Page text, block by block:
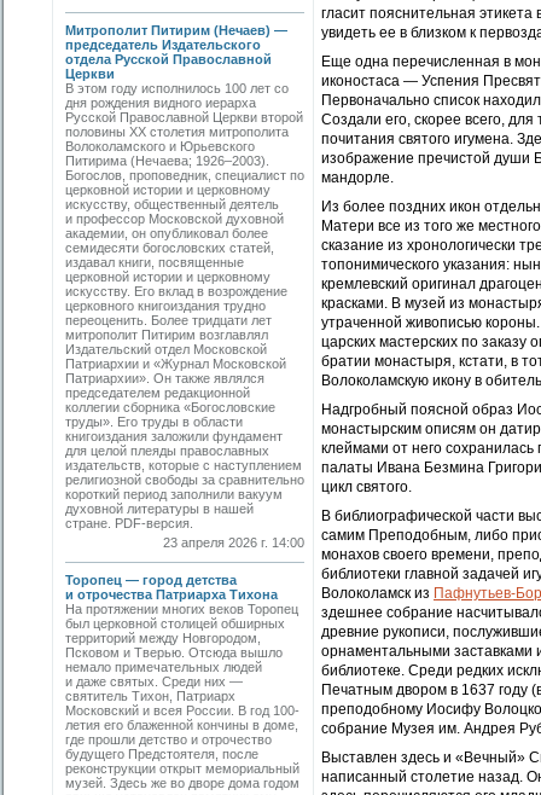
Митрополит Питирим (Нечаев) —
председатель Издательского
отдела Русской Православной
Церкви
В этом году исполнилось 100 лет со
дня рождения видного иерарха
Русской Православной Церкви второй
половины XX столетия митрополита
Волоколамского и Юрьевского
Питирима (Нечаева; 1926–2003).
Богослов, проповедник, специалист по
церковной истории и церковному
искусству, общественный деятель
и профессор Московской духовной
академии, он опубликовал более
семидесяти богословских статей,
издавал книги, посвященные
церковной истории и церковному
искусству. Его вклад в возрождение
церковного книгоиздания трудно
переоценить. Более тридцати лет
митрополит Питирим возглавлял
Издательский отдел Московской
Патриархии и «Журнал Московской
Патриархии». Он также являлся
председателем редакционной
коллегии сборника «Богословские
труды». Его труды в области
книгоиздания заложили фундамент
для целой плеяды православных
издательств, которые с наступлением
религиозной свободы за сравнительно
короткий период заполнили вакуум
духовной литературы в нашей
стране. PDF-версия.
23 апреля 2026 г. 14:00
Торопец — город детства
и отрочества Патриарха Тихона
На протяжении многих веков Торопец
был церковной столицей обширных
территорий между Новгородом,
Псковом и Тверью. Отсюда вышло
немало примечательных людей
и даже святых. Среди них —
святитель Тихон, Патриарх
Московский и всея России. В год 100-
летия его блаженной кончины в доме,
где прошли детство и отрочество
будущего Предстоятеля, после
реконструкции открыт мемориальный
музей. Здесь же во дворе дома годом
гласит пояснительная
увидеть ее в близком к
Еще одна перечисленная в
иконостаса — Успения
Первоначально список
Создали его, скорее всего,
почитания святого игумена.
изображение пречистой души
мандорле.
Из более поздних икон
Матери все из того же
сказание из хронологически
топонимического указания:
кремлевский оригинал
красками. В музей из
утраченной живописью
царских мастерских по заказу
братии монастыря, кстати, в
Волоколамскую икону в
Надгробный поясной образ
монастырским описям он
клеймами от него
палаты Ивана Безмина
цикл святого.
В библиографической части
самим Преподобным, либо
монахов своего времени,
библиотеки главной задачей
Волоколамск из Пафнутьев-
здешнее собрание
древние рукописи,
орнаментальными заставками
библиотеке. Среди редких
Печатным двором в 1637 году
преподобному Иосифу
собрание Музея им. Андрея
Выставлен здесь и «Вечный»
написанный столетие назад.